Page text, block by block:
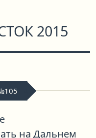
2015
на Дальнем